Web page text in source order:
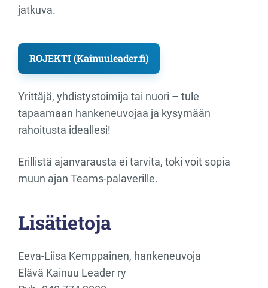
jatkuva.
ROJEKTI (Kainuuleader.fi)
Yrittäjä, yhdistystoimija tai nuori – tule
tapaamaan hankeneuvojaa ja kysymään
rahoitusta ideallesi!
Erillistä ajanvarausta ei tarvita, toki voit sopia
muun ajan Teams-palaverille.
Lisätietoja
Eeva-Liisa Kemppainen, hankeneuvoja
Elävä Kainuu Leader ry